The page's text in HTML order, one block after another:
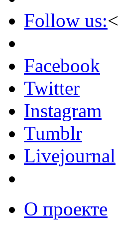
Follow us:<
Facebook
Twitter
Instagram
Tumblr
Livejournal
О проекте